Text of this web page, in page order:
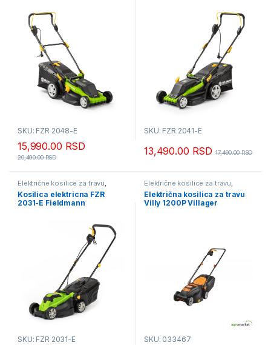
SKU: FZR 2048-E
15,990.00 RSD
20,490.00RSD
SKU: FZR 2041-E
13,490.00 RSD 17,490.00RSD
Električne kosilice za travu,
Fieldmann - mesečna akcija
Kosilice za travu
Kosilica elektricna FZR
2031-E Fieldmann
SKU: FZR 2031-E
Električne kosilice za travu,
Kosilice za travu,Villager Akcija
Električna kosilica za travu
Villy 1200P Villager
SKU: 033467